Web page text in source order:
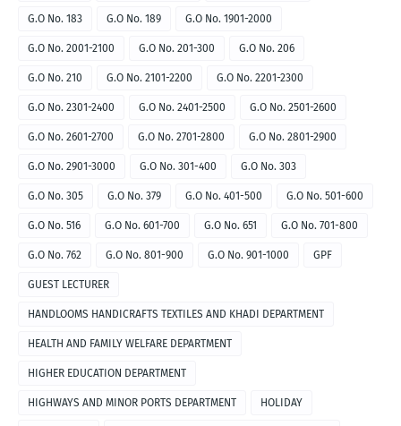
G.O No. 183 G.O No. 189 G.O No. 1901-2000
G.O No. 2001-2100 G.O No. 201-300 G.O No. 206
G.O No. 210 G.O No. 2101-2200 G.O No. 2201-2300
G.O No. 2301-2400 G.O No. 2401-2500 G.O No. 2501-2600
G.O No. 2601-2700 G.O No. 2701-2800 G.O No. 2801-2900
G.O No. 2901-3000 G.O No. 301-400 G.O No. 303
G.O No. 305 G.O No. 379 G.O No. 401-500 G.O No. 501-600
G.O No. 516 G.O No. 601-700 G.O No. 651 G.O No. 701-800
G.O No. 762 G.O No. 801-900 G.O No. 901-1000 GPF
GUEST LECTURER
HANDLOOMS HANDICRAFTS TEXTILES AND KHADI DEPARTMENT
HEALTH AND FAMILY WELFARE DEPARTMENT
HIGHER EDUCATION DEPARTMENT
HIGHWAYS AND MINOR PORTS DEPARTMENT HOLIDAY